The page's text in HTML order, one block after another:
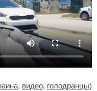
, видео, голодранцы)